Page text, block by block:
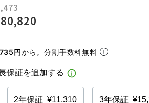
円から。分割手数料無料